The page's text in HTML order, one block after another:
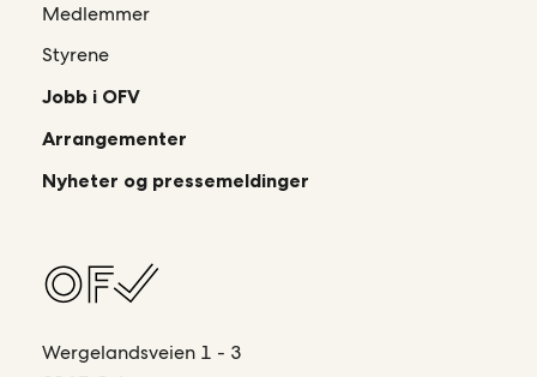
Medlemmer
Styrene
Jobb i OFV
Arrangementer
Nyheter og pressemeldinger
Wergelandsveien 1 - 3